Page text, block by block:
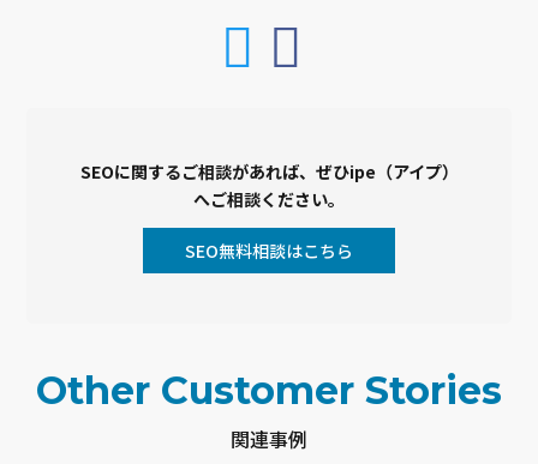
SEOに関するご相談があれば、ぜひipe（アイプ）
へご相談ください。
SEO無料相談はこちら
Other Customer Stories
関連事例